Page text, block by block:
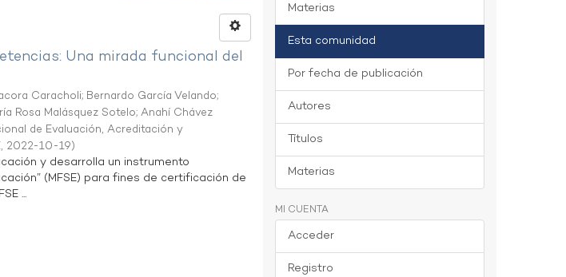
Una mirada funcional del
Caracholi; Bernardo García Velando;
Rosa Malásquez Sotelo;Anahí Chávez
de Evaluación, Acreditación y
, 2022-10-19)
y desarrolla un instrumento
(MFSE) para fines de certificación de
...
Materias
Esta comunidad
Por fecha de publicación
Autores
Títulos
Materias
MI CUENTA
Acceder
Registro